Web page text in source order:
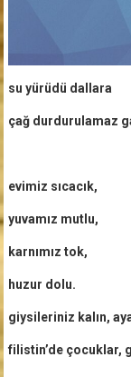
su yürüdü dallara
çağ durdurulamaz
evimiz sıcacık,
yuvamız mutlu,
karnımız tok,
huzur dolu.
giysileriniz kalın,
filistin’de çocuklar,